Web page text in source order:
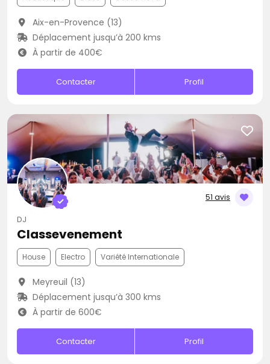
Aix-en-Provence (13)
Déplacement jusqu’à 200 kms
À partir de 400€
Contacter Profil
51 avis
DJ
Classevenement
House Electro Variété Internationale
Meyreuil (13)
Déplacement jusqu’à 300 kms
À partir de 600€
Contacter Profil